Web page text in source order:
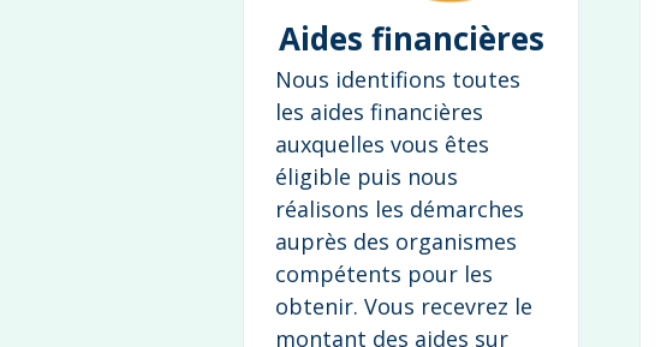
Aides financières
Nous identifions toutes
les aides financières
auxquelles vous êtes
éligible puis nous
réalisons les démarches
auprès des organismes
compétents pour les
obtenir. Vous recevrez le
montant des aides sur